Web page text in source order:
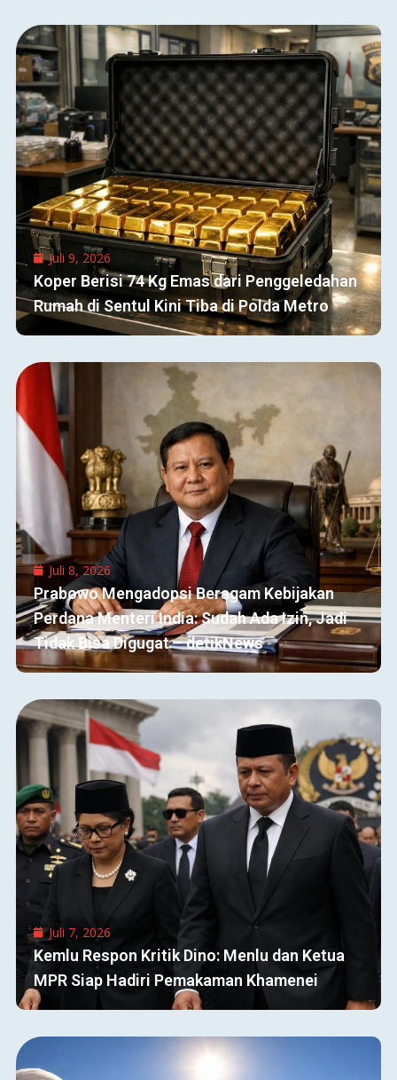
Juli 9, 2026
Koper Berisi 74 Kg Emas dari Penggeledahan
Rumah di Sentul Kini Tiba di Polda Metro
Juli 8, 2026
Prabowo Mengadopsi Beragam Kebijakan
Perdana Menteri India: Sudah Ada Izin, Jadi
Tidak Bisa Digugat – detikNews
Juli 7, 2026
Kemlu Respon Kritik Dino: Menlu dan Ketua
MPR Siap Hadiri Pemakaman Khamenei